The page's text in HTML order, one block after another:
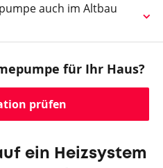
auch im Altbau
für Ihr Haus?
prüfen
ein Heizsystem